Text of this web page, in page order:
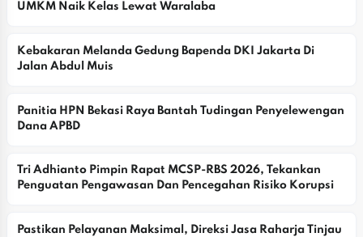
UMKM Naik Kelas Lewat Waralaba
Kebakaran Melanda Gedung Bapenda DKI Jakarta Di
Jalan Abdul Muis
Panitia HPN Bekasi Raya Bantah Tudingan Penyelewengan
Dana APBD
Tri Adhianto Pimpin Rapat MCSP-RBS 2026, Tekankan
Penguatan Pengawasan Dan Pencegahan Risiko Korupsi
Pastikan Pelayanan Maksimal, Direksi Jasa Raharja Tinjau